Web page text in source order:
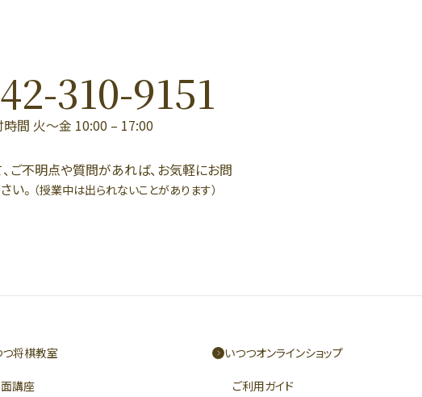
310-9151
時間 火〜金 10:00 – 17:00
ご不明点や質問があれば、お気軽にお問
い。 （授業中は出られないことがあります）
つ将棋教室
講座
いつつオンラインショップ
ご利用ガイド